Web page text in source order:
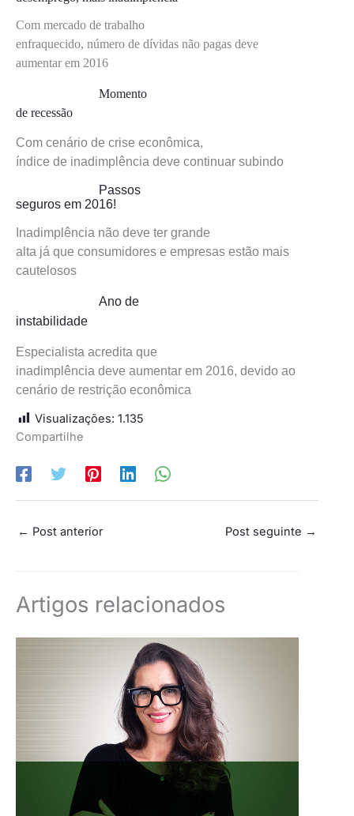
Com mercado de trabalho
enfraquecido, número de dívidas não pagas deve
aumentar em 2016
Momento
de recessão
Com cenário de crise econômica,
índice de inadimplência deve continuar subindo
Passos
seguros em 2016!
Inadimplência não deve ter grande
alta já que consumidores e empresas estão mais
cautelosos
Ano de
instabilidade
Especialista acredita que
inadimplência deve aumentar em 2016, devido ao
cenário de restrição econômica
Visualizações: 1.135
Compartilhe
← Post anterior Post seguinte →
Artigos relacionados